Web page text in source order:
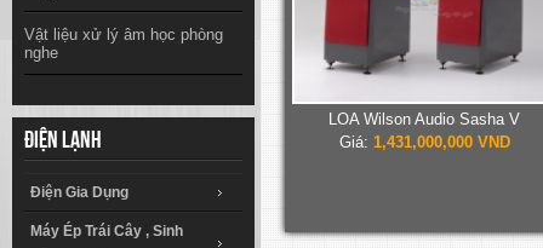
Vật liệu xử lý âm học phòng
nghe
Điện lạnh
Điện Gia Dụng
Máy Ép Trái Cây , Sinh
LOA Wilson Audio Sasha V
Giá: 1,431,000,000 VND